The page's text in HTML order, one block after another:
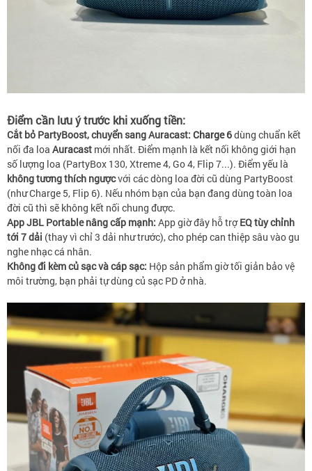
Điểm cần lưu ý trước khi xuống tiền:
Cắt bỏ PartyBoost, chuyển sang Auracast: Charge 6dùng chuẩn kết
nối đa loa Auracast mới nhất. Điểm mạnh là kết nối không giới hạn
số lượng loa (PartyBox 130, Xtreme 4, Go 4, Flip 7...). Điểm yếu là
không tương thích ngượcvới các dòng loa đời cũ dùng PartyBoost
(như Charge 5, Flip 6). Nếu nhóm bạn của bạn đang dùng toàn loa
đời cũ thì sẽ không kết nối chung được.
App JBL Portable nâng cấp mạnh: App giờ đây hỗ trợEQ tùy chỉnh
tới 7 dải (thay vì chỉ 3 dải như trước), cho phép can thiệp sâu vào gu
nghe nhạc cá nhân.
Không đi kèm củ sạc và cáp sạc: Hộp sản phẩm giờ tối giản bảo vệ
môi trường, bạn phải tự dùng củ sạc PD ở nhà.